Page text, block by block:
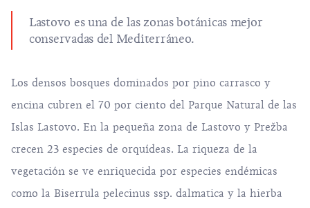
Lastovo es una de las zonas botánicas mejor
conservadas del Mediterráneo.
Los densos bosques dominados por pino carrasco y
encina cubren el 70 por ciento del Parque Natural de las
Islas Lastovo. En la pequeña zona de Lastovo y Prežba
crecen 23 especies de orquídeas. La riqueza de la
vegetación se ve enriquecida por especies endémicas
como la Biserrula pelecinus ssp. dalmatica y la hierba